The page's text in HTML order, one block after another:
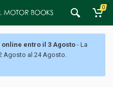
0
entro il 3 Agosto - La
Agosto al 24 Agosto.